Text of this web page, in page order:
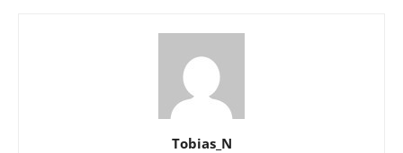
Tobias_N